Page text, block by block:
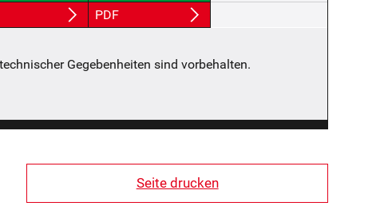
PDF
Gegebenheiten sind vorbehalten.
Seite drucken